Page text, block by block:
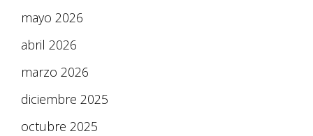
mayo 2026
abril 2026
marzo 2026
diciembre 2025
octubre 2025